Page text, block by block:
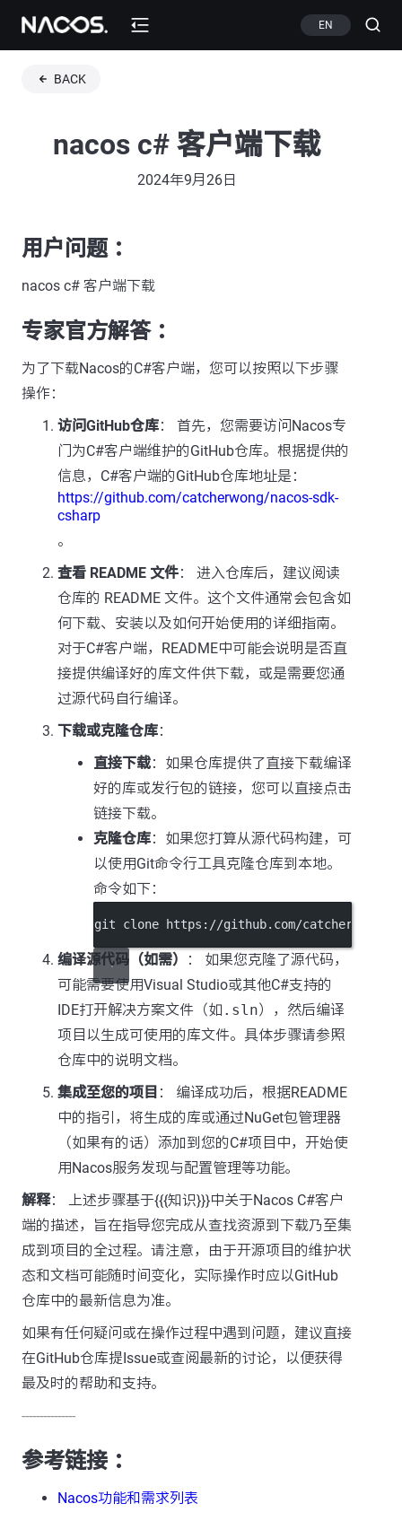
EN
BACK
nacos c# 客户端下载
2024年9月26日
用户问题 ：
nacos c# 客户端下载
专家官方解答 ：
为了下载Nacos的C#客户端，您可以按照以下步骤
操作：
访问GitHub仓库： 首先，您需要访问Nacos专
门为C#客户端维护的GitHub仓库。根据提供的
信息，C#客户端的GitHub仓库地址是：
https://github.com/catcherwong/nacos-sdk-
csharp
。
查看 README 文件： 进入仓库后，建议阅读
仓库的 README 文件。这个文件通常会包含如
何下载、安装以及如何开始使用的详细指南。
对于C#客户端，README中可能会说明是否直
接提供编译好的库文件供下载，或是需要您通
过源代码自行编译。
下载或克隆仓库：
直接下载：如果仓库提供了直接下载编译
好的库或发行包的链接，您可以直接点击
链接下载。
克隆仓库：如果您打算从源代码构建，可
以使用Git命令行工具克隆仓库到本地。
命令如下：
git clone https://github.com/catcherwong/
编译源代码（如需）
： 如果您克隆了源代码，
可能需要使用Visual Studio或其他C#支持的
IDE打开解决方案文件（如 .sln），然后编译
项目以生成可使用的库文件。具体步骤请参照
仓库中的说明文档。
集成至您的项目 ： 编译成功后，根据README
中的指引，将生成的库或通过NuGet包管理器
（如果有的话）添加到您的C#项目中，开始使
用Nacos服务发现与配置管理等功能。
解释： 上述步骤基于{{{知识}}}中关于Nacos C#客户
端的描述，旨在指导您完成从查找资源到下载乃至集
成到项目的全过程。请注意，由于开源项目的维护状
态和文档可能随时间变化，实际操作时应以GitHub
仓库中的最新信息为准。
如果有任何疑问或在操作过程中遇到问题，建议直接
在GitHub仓库提Issue或查阅最新的讨论，以便获得
最及时的帮助和支持。
---------------
参考链接 ：
Nacos功能和需求列表